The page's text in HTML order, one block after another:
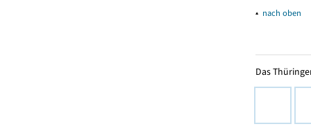
▴ nach oben
Das